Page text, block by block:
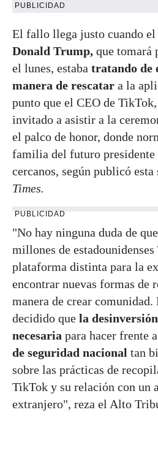
PUBLICIDAD
El fallo llega justo cuando el
Donald Trump, que tomará
el lunes, estaba tratando de
manera de rescatar a la
punto que el CEO de
invitado a asistir a la
el palco de honor, donde
familia del futuro presidente
cercanos, según publicó esta
Times.
PUBLICIDAD
"No hay ninguna duda de
millones de
plataforma distinta para la
encontrar nuevas formas de
manera de crear comunidad.
decidido que la
necesaria para hacer frente
de seguridad nacional tan
sobre las prácticas de
TikTok y su relación con un
extranjero", reza el Alto